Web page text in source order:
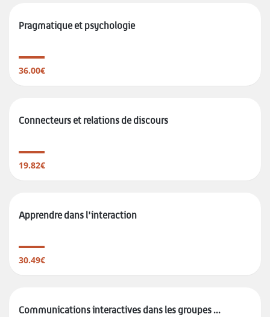
Pragmatique et psychologie
36.00€
Connecteurs et relations de discours
19.82€
Apprendre dans l'interaction
30.49€
Communications interactives dans les groupes ...